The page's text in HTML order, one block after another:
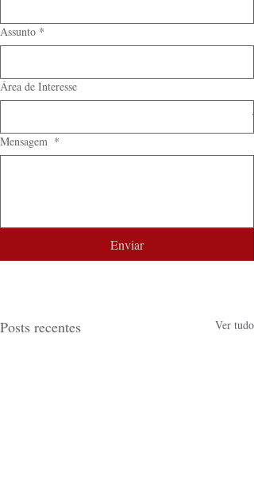
Assunto *
Área de Interesse
Mensagem *
Enviar
Posts recentes Ver tudo